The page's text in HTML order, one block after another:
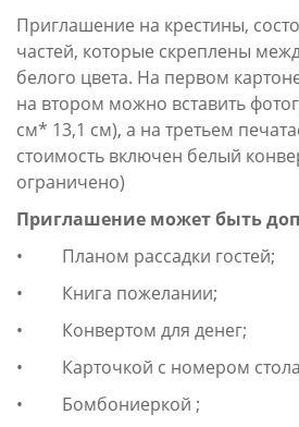
Приглашение на крестины,
частей, которые скреплены
белого цвета. На первом
на втором можно вставить
см* 13,1 см), а на третьем
стоимость включен белый
ограничено)
Приглашение может быть
• Планом рассадки гостей;
• Книга пожелании;
• Конвертом для денег;
• Карточкой с номером
• Бомбониеркой ;